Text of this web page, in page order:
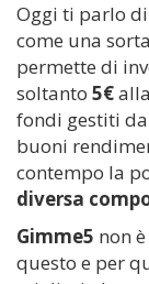
Oggi ti parlo di
come una
permette di
soltanto 5€
fondi gestiti
buoni
contempo la
diversa
Gimme5 non
questo e per